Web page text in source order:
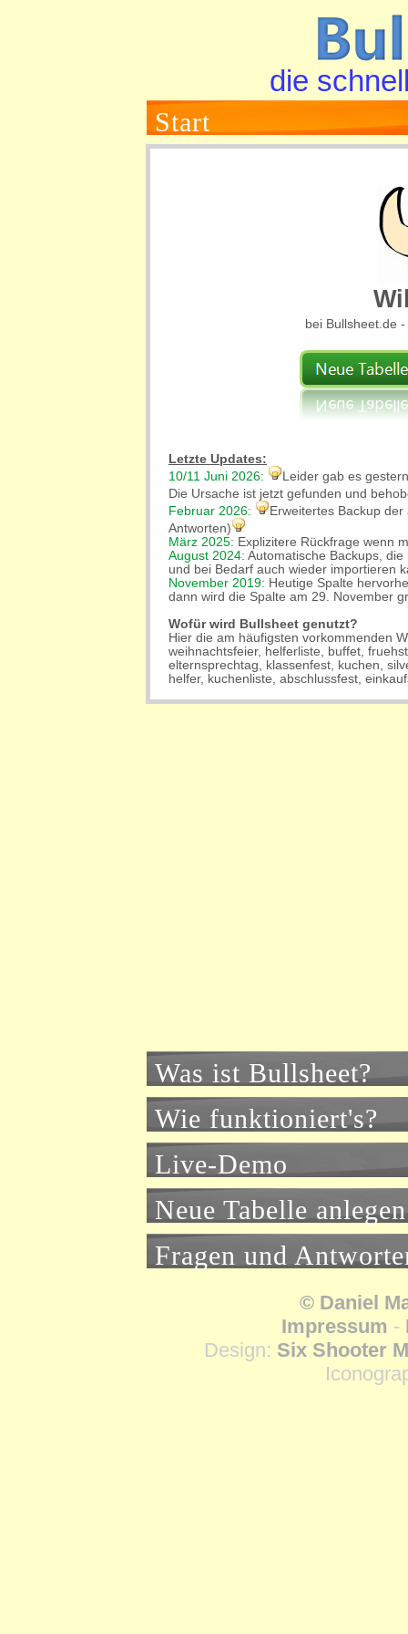
die
Start
bei Bullsheet.de
Letzte Updates:
10/11 Juni 2026:
Leider gab es
Die Ursache ist jetzt gefunden und
Februar 2026:
Erweitertes Backup
Antworten)
März 2025: Explizitere Rückfrage wenn
August 2024: Automatische Backups,
und bei Bedarf auch wieder importieren
November 2019: Heutige Spalte
dann wird die Spalte am 29. November
Wofür wird Bullsheet genutzt?
Hier die am häufigsten vorkommenden
weihnachtsfeier, helferliste, buffet,
elternsprechtag, klassenfest, kuchen,
helfer, kuchenliste, abschlussfest,
Was ist Bullsheet?
Wie funktioniert's?
Live-Demo
Neue Tabelle anlegen
Fragen und
© Daniel
Impressum -
Design: Six Shooter